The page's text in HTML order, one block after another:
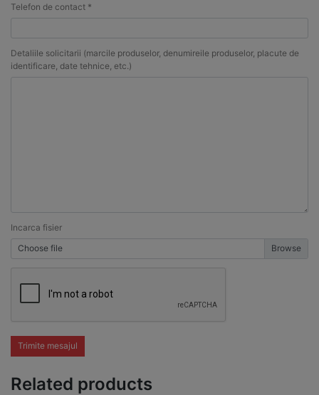
Telefon de contact *
Detaliile solicitarii (marcile produselor, denumireile produselor, placute de
identificare, date tehnice, etc.)
Incarca fisier
Choose file
Trimite mesajul
Related products